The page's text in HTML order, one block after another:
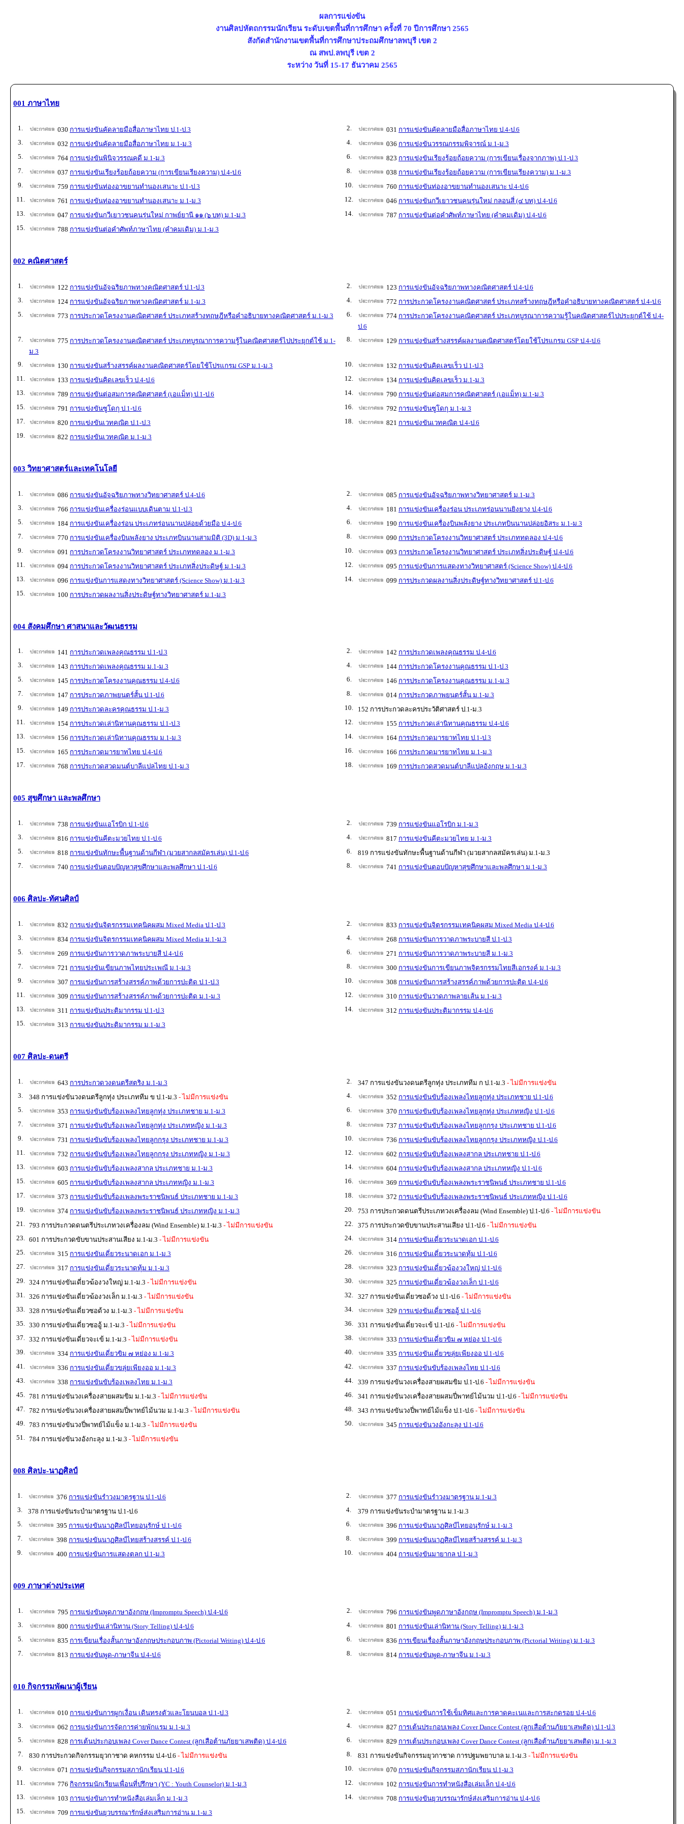
ผลการแข่งขัน
งานศิลปหัตถกรรมนักเรียน ระดับเขตพื้นที่การศึกษา ครั้งที่ 70 ปีการศึกษา 2565
สังกัดสำนักงานเขตพื้นที่การศึกษาประถมศึกษาลพบุรี เขต 2
ณ สพป.ลพบุรี เขต 2
ระหว่าง วันที่ 15-17 ธันวาคม 2565
001 ภาษาไทย
1. 030 การแข่งขันคัดลายมือสื่อภาษาไทย ป.1-ป.3 2. 031 การแข่งขันคัดลายมือสื่อภาษาไทย ป.4-ป.6
3.
032 การแข่งขันคัดลายมือสื่อภาษาไทย ม.1-ม.3 4. 036 การแข่งขันวรรณกรรมพิจารณ์ ม.1-ม.3
5.
764 การแข่งขันพินิจวรรณคดี ม.1-ม.3 6. 823 การแข่งขันเรียงร้อยถ้อยความ (การเขียนเรื่องจากภาพ) ป.1-ป.3
7.
037 การแข่งขันเรียงร้อยถ้อยความ (การเขียนเรียงความ) ป.4-ป.6 8. 038 การแข่งขันเรียงร้อยถ้อยความ (การเขียนเรียงความ) ม.1-ม.3
9.
759 การแข่งขันท่องอาขยานทำนองเสนาะ ป.1-ป.3 10. 760 การแข่งขันท่องอาขยานทำนองเสนาะ ป.4-ป.6
11.
761 การแข่งขันท่องอาขยานทำนองเสนาะ ม.1-ม.3 12. 046 การแข่งขันกวีเยาวชนคนรุ่นใหม่ กลอนสี่ (๔ บท) ป.4-ป.6
13.
047 การแข่งขันกวีเยาวชนคนรุ่นใหม่ กาพย์ยานี ๑๑ (๖ บท) ม.1-ม.3 14. 787 การแข่งขันต่อคำศัพท์ภาษาไทย (คำคมเดิม) ป.4-ป.6
15.
788 การแข่งขันต่อคำศัพท์ภาษาไทย (คำคมเดิม) ม.1-ม.3
002 คณิตศาสตร์
1. 122 การแข่งขันอัจฉริยภาพทางคณิตศาสตร์ ป.1-ป.3 2. 123 การแข่งขันอัจฉริยภาพทางคณิตศาสตร์ ป.4-ป.6
3.
124 การแข่งขันอัจฉริยภาพทางคณิตศาสตร์ ม.1-ม.3 4. 772 การประกวดโครงงานคณิตศาสตร์ ประเภทสร้างทฤษฎีหรือคำอธิบายทางคณิตศาสตร์ ป.4-ป.6
5.
773 การประกวดโครงงานคณิตศาสตร์ ประเภทสร้างทฤษฎีหรือคำอธิบายทางคณิตศาสตร์ ม.1-ม.3 6. 774 การประกวดโครงงานคณิตศาสตร์ ประเภทบูรณาการความรู้ในคณิตศาสตร์ไปประยุกต์ใช้ ป.4-
ป.6
7.
775 การประกวดโครงงานคณิตศาสตร์ ประเภทบูรณาการความรู้ในคณิตศาสตร์ไปประยุกต์ใช้ ม.1-
ม.3
8. 129 การแข่งขันสร้างสรรค์ผลงานคณิตศาสตร์โดยใช้โปรแกรม GSP ป.4-ป.6
9. 130 การแข่งขันสร้างสรรค์ผลงานคณิตศาสตร์โดยใช้โปรแกรม GSP ม.1-ม.3 10. 132 การแข่งขันคิดเลขเร็ว ป.1-ป.3
11.
133 การแข่งขันคิดเลขเร็ว ป.4-ป.6 12. 134 การแข่งขันคิดเลขเร็ว ม.1-ม.3
13.
789 การแข่งขันต่อสมการคณิตศาสตร์ (เอแม็ท) ป.1-ป.6 14. 790 การแข่งขันต่อสมการคณิตศาสตร์ (เอแม็ท) ม.1-ม.3
15.
791 การแข่งขันซูโดกุ ป.1-ป.6 16. 792 การแข่งขันซูโดกุ ม.1-ม.3
17.
820 การแข่งขันเวทคณิต ป.1-ป.3 18. 821 การแข่งขันเวทคณิต ป.4-ป.6
19.
822 การแข่งขันเวทคณิต ม.1-ม.3
003 วิทยาศาสตร์และเทคโนโลยี
1. 086 การแข่งขันอัจฉริยภาพทางวิทยาศาสตร์ ป.4-ป.6 2. 085 การแข่งขันอัจฉริยภาพทางวิทยาศาสตร์ ม.1-ม.3
3.
766 การแข่งขันเครื่องร่อนแบบเดินตาม ป.1-ป.3 4. 181 การแข่งขันเครื่องร่อน ประเภทร่อนนานยิงยาง ป.4-ป.6
5.
184 การแข่งขันเครื่องร่อน ประเภทร่อนนานปล่อยด้วยมือ ป.4-ป.6 6. 190 การแข่งขันเครื่องบินพลังยาง ประเภทบินนานปล่อยอิสระ ม.1-ม.3
7.
770 การแข่งขันเครื่องบินพลังยาง ประเภทบินนานสามมิติ (3D) ม.1-ม.3 8. 090 การประกวดโครงงานวิทยาศาสตร์ ประเภททดลอง ป.4-ป.6
9.
091 การประกวดโครงงานวิทยาศาสตร์ ประเภททดลอง ม.1-ม.3 10. 093 การประกวดโครงงานวิทยาศาสตร์ ประเภทสิ่งประดิษฐ์ ป.4-ป.6
11.
094 การประกวดโครงงานวิทยาศาสตร์ ประเภทสิ่งประดิษฐ์ ม.1-ม.3 12. 095 การแข่งขันการแสดงทางวิทยาศาสตร์ (Science Show) ป.4-ป.6
13.
096 การแข่งขันการแสดงทางวิทยาศาสตร์ (Science Show) ม.1-ม.3 14. 099 การประกวดผลงานสิ่งประดิษฐ์ทางวิทยาศาสตร์ ป.1-ป.6
15.
100 การประกวดผลงานสิ่งประดิษฐ์ทางวิทยาศาสตร์ ม.1-ม.3
004 สังคมศึกษา ศาสนาและวัฒนธรรม
1. 141 การประกวดเพลงคุณธรรม ป.1-ป.3 2. 142 การประกวดเพลงคุณธรรม ป.4-ป.6
3.
143 การประกวดเพลงคุณธรรม ม.1-ม.3 4. 144 การประกวดโครงงานคุณธรรม ป.1-ป.3
5.
145 การประกวดโครงงานคุณธรรม ป.4-ป.6 6. 146 การประกวดโครงงานคุณธรรม ม.1-ม.3
7.
147 การประกวดภาพยนตร์สั้น ป.1-ป.6 8. 014 การประกวดภาพยนตร์สั้น ม.1-ม.3
9.
149 การประกวดละครคุณธรรม ป.1-ม.3 10.
152 การประกวดละครประวัติศาสตร์ ป.1-ม.3
11.
154 การประกวดเล่านิทานคุณธรรม ป.1-ป.3 12. 155 การประกวดเล่านิทานคุณธรรม ป.4-ป.6
13.
156 การประกวดเล่านิทานคุณธรรม ม.1-ม.3 14. 164 การประกวดมารยาทไทย ป.1-ป.3
15.
165 การประกวดมารยาทไทย ป.4-ป.6 16. 166 การประกวดมารยาทไทย ม.1-ม.3
17.
768 การประกวดสวดมนต์บาลีแปลไทย ป.1-ม.3 18. 169 การประกวดสวดมนต์บาลีแปลอังกฤษ ม.1-ม.3
005 สุขศึกษา และพลศึกษา
1. 738 การแข่งขันแอโรบิก ป.1-ป.6 2. 739 การแข่งขันแอโรบิก ม.1-ม.3
3.
816 การแข่งขันคีตะมวยไทย ป.1-ป.6 4. 817 การแข่งขันคีตะมวยไทย ม.1-ม.3
5.
818 การแข่งขันทักษะพื้นฐานด้านกีฬา (มวยสากลสมัครเล่น) ป.1-ป.6 6.
819 การแข่งขันทักษะพื้นฐานด้านกีฬา (มวยสากลสมัครเล่น) ม.1-ม.3
7.
740 การแข่งขันตอบปัญหาสุขศึกษาและพลศึกษา ป.1-ป.6 8. 741 การแข่งขันตอบปัญหาสุขศึกษาและพลศึกษา ม.1-ม.3
006 ศิลปะ-ทัศนศิลป์
1. 832 การแข่งขันจิตรกรรมเทคนิคผสม Mixed Media ป.1-ป.3 2. 833 การแข่งขันจิตรกรรมเทคนิคผสม Mixed Media ป.4-ป.6
3.
834 การแข่งขันจิตรกรรมเทคนิคผสม Mixed Media ม.1-ม.3 4. 268 การแข่งขันการวาดภาพระบายสี ป.1-ป.3
5.
269 การแข่งขันการวาดภาพระบายสี ป.4-ป.6 6. 271 การแข่งขันการวาดภาพระบายสี ม.1-ม.3
7.
721 การแข่งขันเขียนภาพไทยประเพณี ม.1-ม.3 8. 300 การแข่งขันการเขียนภาพจิตรกรรมไทยสีเอกรงค์ ม.1-ม.3
9.
307 การแข่งขันการสร้างสรรค์ภาพด้วยการปะติด ป.1-ป.3 10. 308 การแข่งขันการสร้างสรรค์ภาพด้วยการปะติด ป.4-ป.6
11.
309 การแข่งขันการสร้างสรรค์ภาพด้วยการปะติด ม.1-ม.3 12. 310 การแข่งขันวาดภาพลายเส้น ม.1-ม.3
13.
311 การแข่งขันประติมากรรม ป.1-ป.3 14. 312 การแข่งขันประติมากรรม ป.4-ป.6
15.
313 การแข่งขันประติมากรรม ม.1-ม.3
007 ศิลปะ-ดนตรี
1. 643 การประกวดวงดนตรีสตริง ม.1-ม.3 2. 347 การแข่งขันวงดนตรีลูกทุ่ง ประเภททีม ก ป.1-ม.3 - ไม่มีการแข่งขัน
3.
348 การแข่งขันวงดนตรีลูกทุ่ง ประเภททีม ข ป.1-ม.3 - ไม่มีการแข่งขัน 4. 352 การแข่งขันขับร้องเพลงไทยลูกทุ่ง ประเภทชาย ป.1-ป.6
5.
353 การแข่งขันขับร้องเพลงไทยลูกทุ่ง ประเภทชาย ม.1-ม.3 6. 370 การแข่งขันขับร้องเพลงไทยลูกทุ่ง ประเภทหญิง ป.1-ป.6
7.
371 การแข่งขันขับร้องเพลงไทยลูกทุ่ง ประเภทหญิง ม.1-ม.3 8. 737 การแข่งขันขับร้องเพลงไทยลูกกรุง ประเภทชาย ป.1-ป.6
9.
731 การแข่งขันขับร้องเพลงไทยลูกกรุง ประเภทชาย ม.1-ม.3 10. 736 การแข่งขันขับร้องเพลงไทยลูกกรุง ประเภทหญิง ป.1-ป.6
11.
732 การแข่งขันขับร้องเพลงไทยลูกกรุง ประเภทหญิง ม.1-ม.3 12. 602 การแข่งขันขับร้องเพลงสากล ประเภทชาย ป.1-ป.6
13.
603 การแข่งขันขับร้องเพลงสากล ประเภทชาย ม.1-ม.3 14. 604 การแข่งขันขับร้องเพลงสากล ประเภทหญิง ป.1-ป.6
15.
605 การแข่งขันขับร้องเพลงสากล ประเภทหญิง ม.1-ม.3 16. 369 การแข่งขันขับร้องเพลงพระราชนิพนธ์ ประเภทชาย ป.1-ป.6
17.
373 การแข่งขันขับร้องเพลงพระราชนิพนธ์ ประเภทชาย ม.1-ม.3 18. 372 การแข่งขันขับร้องเพลงพระราชนิพนธ์ ประเภทหญิง ป.1-ป.6
19.
374 การแข่งขันขับร้องเพลงพระราชนิพนธ์ ประเภทหญิง ม.1-ม.3 20. 753 การประกวดดนตรีประเภทวงเครื่องลม (Wind Ensemble) ป.1-ป.6 - ไม่มีการแข่งขัน
21. 793 การประกวดดนตรีประเภทวงเครื่องลม (Wind Ensemble) ม.1-ม.3 - ไม่มีการแข่งขัน 22. 375 การประกวดขับขานประสานเสียง ป.1-ป.6 - ไม่มีการแข่งขัน
23. 601 การประกวดขับขานประสานเสียง ม.1-ม.3 - ไม่มีการแข่งขัน 24. 314 การแข่งขันเดี่ยวระนาดเอก ป.1-ป.6
25.
315 การแข่งขันเดี่ยวระนาดเอก ม.1-ม.3 26. 316 การแข่งขันเดี่ยวระนาดทุ้ม ป.1-ป.6
27.
317 การแข่งขันเดี่ยวระนาดทุ้ม ม.1-ม.3 28. 323 การแข่งขันเดี่ยวฆ้องวงใหญ่ ป.1-ป.6
29. 324 การแข่งขันเดี่ยวฆ้องวงใหญ่ ม.1-ม.3 - ไม่มีการแข่งขัน 30. 325 การแข่งขันเดี่ยวฆ้องวงเล็ก ป.1-ป.6
31. 326 การแข่งขันเดี่ยวฆ้องวงเล็ก ม.1-ม.3 - ไม่มีการแข่งขัน 32. 327 การแข่งขันเดี่ยวซอด้วง ป.1-ป.6 - ไม่มีการแข่งขัน
33. 328 การแข่งขันเดี่ยวซอด้วง ม.1-ม.3 - ไม่มีการแข่งขัน 34. 329 การแข่งขันเดี่ยวซออู้ ป.1-ป.6
35. 330 การแข่งขันเดี่ยวซออู้ ม.1-ม.3 - ไม่มีการแข่งขัน 36. 331 การแข่งขันเดี่ยวจะเข้ ป.1-ป.6 - ไม่มีการแข่งขัน
37. 332 การแข่งขันเดี่ยวจะเข้ ม.1-ม.3 - ไม่มีการแข่งขัน 38. 333 การแข่งขันเดี่ยวขิม ๗ หย่อง ป.1-ป.6
39.
334 การแข่งขันเดี่ยวขิม ๗ หย่อง ม.1-ม.3 40. 335 การแข่งขันเดี่ยวขลุ่ยเพียงออ ป.1-ป.6
41.
336 การแข่งขันเดี่ยวขลุ่ยเพียงออ ม.1-ม.3 42. 337 การแข่งขันขับร้องเพลงไทย ป.1-ป.6
43.
338 การแข่งขันขับร้องเพลงไทย ม.1-ม.3 44. 339 การแข่งขันวงเครื่องสายผสมขิม ป.1-ป.6 - ไม่มีการแข่งขัน
45. 781 การแข่งขันวงเครื่องสายผสมขิม ม.1-ม.3 - ไม่มีการแข่งขัน 46. 341 การแข่งขันวงเครื่องสายผสมปี่พาทย์ไม้นวม ป.1-ป.6 - ไม่มีการแข่งขัน
47. 782 การแข่งขันวงเครื่องสายผสมปี่พาทย์ไม้นวม ม.1-ม.3 - ไม่มีการแข่งขัน 48. 343 การแข่งขันวงปี่พาทย์ไม้แข็ง ป.1-ป.6 - ไม่มีการแข่งขัน
49. 783 การแข่งขันวงปี่พาทย์ไม้แข็ง ม.1-ม.3 - ไม่มีการแข่งขัน 50. 345 การแข่งขันวงอังกะลุง ป.1-ป.6
51. 784 การแข่งขันวงอังกะลุง ม.1-ม.3 - ไม่มีการแข่งขัน
008 ศิลปะ-นาฏศิลป์
1. 376 การแข่งขันรำวงมาตรฐาน ป.1-ป.6 2. 377 การแข่งขันรำวงมาตรฐาน ม.1-ม.3
3.
378 การแข่งขันระบำมาตรฐาน ป.1-ป.6 4.
379 การแข่งขันระบำมาตรฐาน ม.1-ม.3
5.
395 การแข่งขันนาฏศิลป์ไทยอนุรักษ์ ป.1-ป.6 6. 396 การแข่งขันนาฏศิลป์ไทยอนุรักษ์ ม.1-ม.3
7.
398 การแข่งขันนาฏศิลป์ไทยสร้างสรรค์ ป.1-ป.6 8. 399 การแข่งขันนาฏศิลป์ไทยสร้างสรรค์ ม.1-ม.3
9.
400 การแข่งขันการแสดงตลก ป.1-ม.3 10. 404 การแข่งขันมายากล ป.1-ม.3
009 ภาษาต่างประเทศ
1. 795 การแข่งขันพูดภาษาอังกฤษ (Impromptu Speech) ป.4-ป.6 2. 796 การแข่งขันพูดภาษาอังกฤษ (Impromptu Speech) ม.1-ม.3
3.
800 การแข่งขันเล่านิทาน (Story Telling) ป.4-ป.6 4. 801 การแข่งขันเล่านิทาน (Story Telling) ม.1-ม.3
5.
835 การเขียนเรื่องสั้นภาษาอังกฤษประกอบภาพ (Pictorial Writing) ป.4-ป.6 6. 836 การเขียนเรื่องสั้นภาษาอังกฤษประกอบภาพ (Pictorial Writing) ม.1-ม.3
7.
813 การแข่งขันพูด-ภาษาจีน ป.4-ป.6 8. 814 การแข่งขันพูด-ภาษาจีน ม.1-ม.3
010 กิจกรรมพัฒนาผู้เรียน
1. 010 การแข่งขันการผูกเงื่อน เดินทรงตัวและโยนบอล ป.1-ป.3 2. 051 การแข่งขันการใช้เข็มทิศและการคาดคะเนและการสะกดรอย ป.4-ป.6
3.
062 การแข่งขันการจัดการค่ายพักแรม ม.1-ม.3 4. 827 การเต้นประกอบเพลง Cover Dance Contest (ลูกเสือต้านภัยยาเสพติด) ป.1-ป.3
5.
828 การเต้นประกอบเพลง Cover Dance Contest (ลูกเสือต้านภัยยาเสพติด) ป.4-ป.6 6. 829 การเต้นประกอบเพลง Cover Dance Contest (ลูกเสือต้านภัยยาเสพติด) ม.1-ม.3
7.
830 การประกวดกิจกรรมยุวกาชาด คหกรรม ป.4-ป.6 - ไม่มีการแข่งขัน 8. 831 การแข่งขันกิจกรรมยุวกาชาด การปฐมพยาบาล ม.1-ม.3 - ไม่มีการแข่งขัน
9.
071 การแข่งขันกิจกรรมสภานักเรียน ป.1-ป.6 10. 070 การแข่งขันกิจกรรมสภานักเรียน ป.1-ม.3
11.
776 กิจกรรมนักเรียนเพื่อนที่ปรึกษา (YC : Youth Counselor) ม.1-ม.3 12. 102 การแข่งขันการทำหนังสือเล่มเล็ก ป.4-ป.6
13.
103 การแข่งขันการทำหนังสือเล่มเล็ก ม.1-ม.3 14. 708 การแข่งขันยุวบรรณารักษ์ส่งเสริมการอ่าน ป.4-ป.6
15.
709 การแข่งขันยุวบรรณารักษ์ส่งเสริมการอ่าน ม.1-ม.3